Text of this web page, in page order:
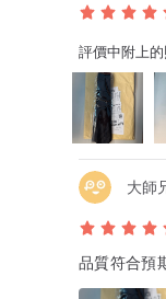
評價中附上
大師
品質符合預